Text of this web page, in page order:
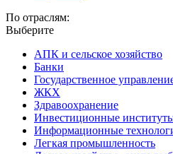
По отраслям:
Выберите
АПК и сельское хозяйство
Банки
Государственное
ЖКХ
Здравоохранение
Инвестиционные
Информационные
Легкая промышленность